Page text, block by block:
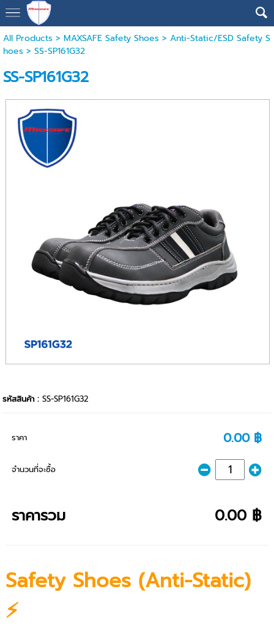
All Products> MAXSAFE Safety Shoes> Anti-Static/ESD Safety S
hoes> SS-SP161G32
SS-SP161G32
รหัสสินค้า :SS-SP161G32
ราคา 0.00 ฿
จำนวนที่จะซื้อ
ราคารวม 0.00 ฿
Safety Shoes (Anti-Static)
⚡